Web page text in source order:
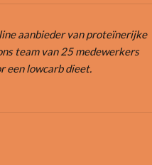
aanbieder van proteïnerijke
team van 25 medewerkers
een lowcarb dieet.